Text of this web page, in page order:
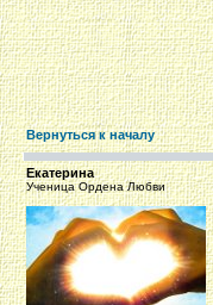
Вернуться к началу
Екатерина
Ученица Ордена Любви